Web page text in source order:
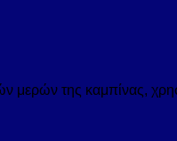
μερών της καμπίνας,